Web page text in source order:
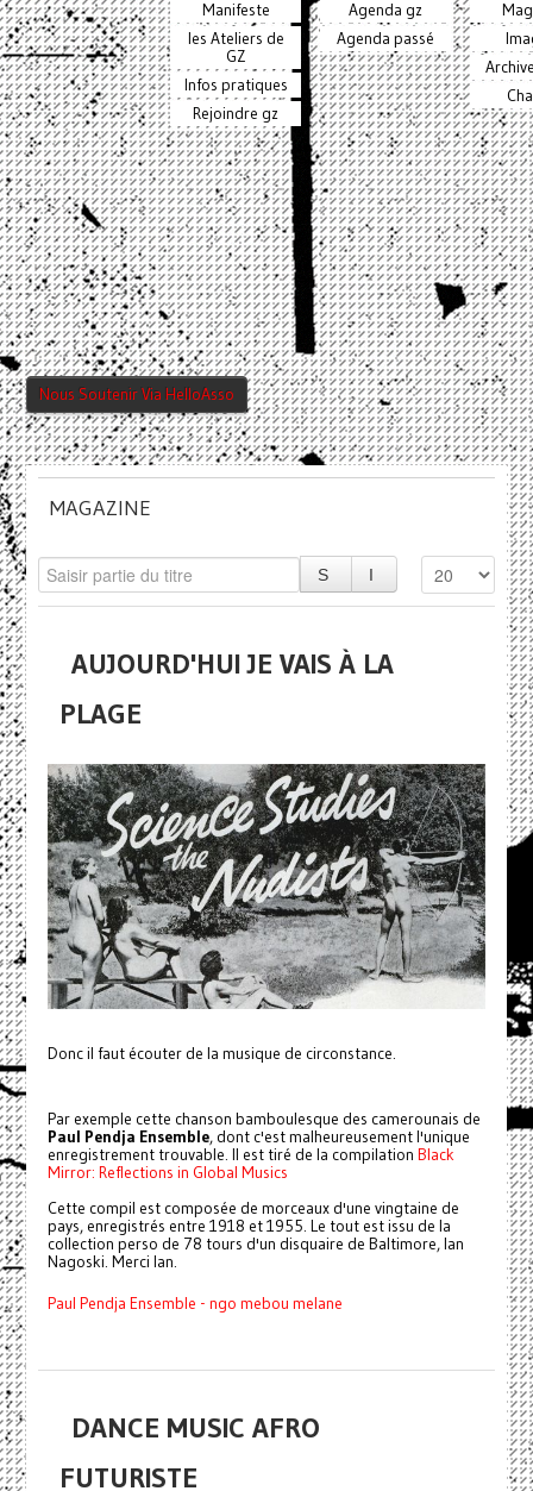
Manifeste
les Ateliers de
GZ
Infos pratiques
Rejoindre gz
Agenda gz
Agenda passé
Nous Soutenir Via HelloAsso
MAGAZINE
AUJOURD'HUI JE VAIS À LA
PLAGE
Donc il faut écouter de la musique de circonstance.
Par exemple cette chanson bamboulesque des camerounais de
Paul Pendja Ensemble, dont c'est malheureusement l'unique
enregistrement trouvable. Il est tiré de la compilation Black
Mirror: Reflections in Global Musics
Cette compil est composée de morceaux d'une vingtaine de
pays, enregistrés entre 1918 et 1955. Le tout est issu de la
collection perso de 78 tours d'un disquaire de Baltimore, Ian
Nagoski. Merci Ian.
Paul Pendja Ensemble - ngo mebou melane
DANCE MUSIC AFRO
FUTURISTE